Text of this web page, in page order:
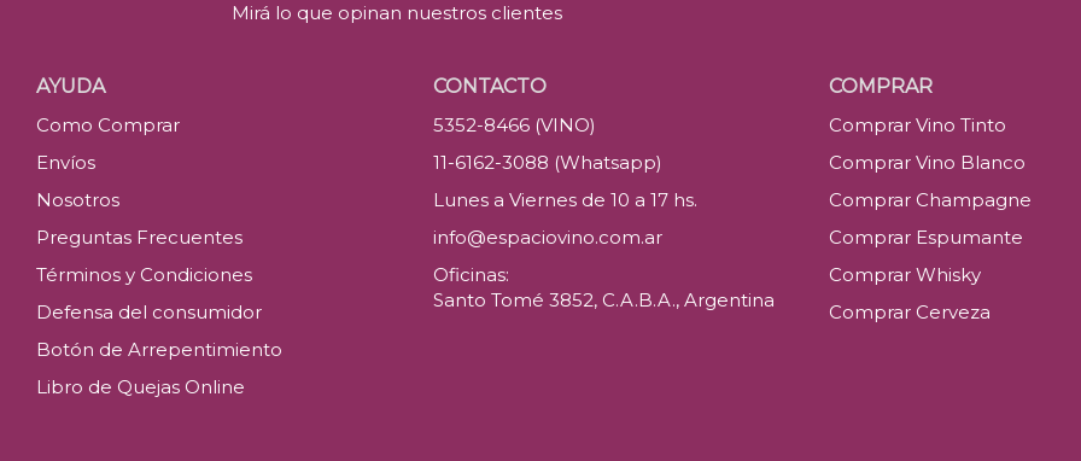
Mirá lo que opinan nuestros clientes
AYUDA
Como Comprar
Envíos
Nosotros
Preguntas Frecuentes
Términos y Condiciones
Defensa del consumidor
Botón de Arrepentimiento
Libro de Quejas Online
CONTACTO
5352-8466 (VINO)
11-6162-3088 (Whatsapp)
Lunes a Viernes de 10 a 17 hs.
info@espaciovino.com.ar
Oficinas:
Santo Tomé 3852, C.A.B.A., Argentina
COMPRAR
Comprar Vino Tinto
Comprar Vino Blanco
Comprar Champagne
Comprar Espumante
Comprar Whisky
Comprar Cerveza